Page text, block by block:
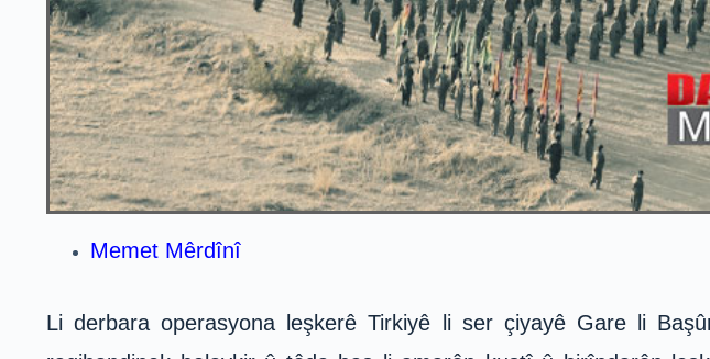
Memet Mêrdînî
Li derbara operasyona leşkerê Tirkiyê li ser çiyayê Gare li